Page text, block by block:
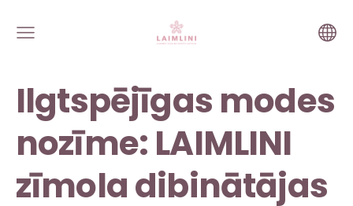
Ilgtspējīgas modes
nozīme: LAIMLINI
zīmola dibinātājas